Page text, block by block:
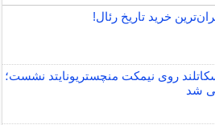
خرید تاریخ رئال!
روی نیمکت منچستریونایتد نشست؛
شد